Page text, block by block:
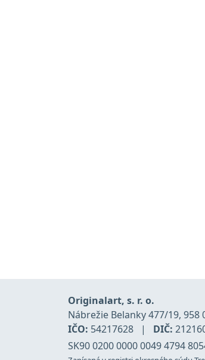
Originalart, s. r. o.
Nábrežie Belanky 477/19, 958
IČO: 54217628 | DIČ:
SK90 0200 0000 0049 4794